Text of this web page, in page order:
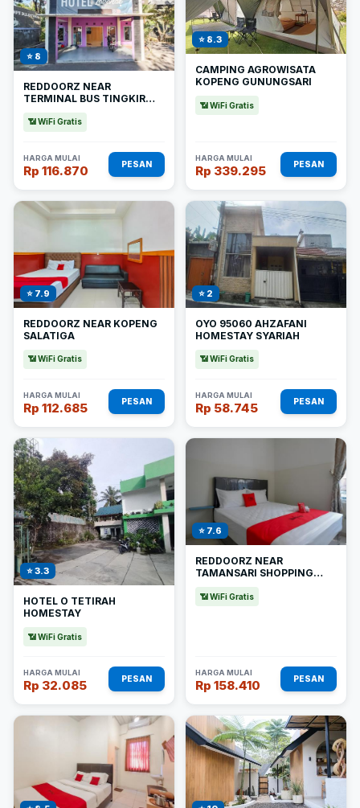
⭐ 8
REDDOORZ NEAR
TERMINAL BUS TINGKIR
📶 WiFi Gratis
HARGA MULAI
Rp 116.870 PESAN
⭐ 8.3
CAMPING AGROWISATA
KOPENG GUNUNGSARI
📶 WiFi Gratis
HARGA MULAI
Rp 339.295 PESAN
⭐ 7.9
REDDOORZ NEAR KOPENG
SALATIGA
📶 WiFi Gratis
HARGA MULAI
Rp 112.685 PESAN
⭐ 2
OYO 95060 AHZAFANI
HOMESTAY SYARIAH
📶 WiFi Gratis
HARGA MULAI
Rp 58.745 PESAN
⭐ 3.3
HOTEL O TETIRAH
HOMESTAY
📶 WiFi Gratis
HARGA MULAI
Rp 32.085 PESAN
⭐ 7.6
REDDOORZ NEAR
TAMANSARI SHOPPING
📶 WiFi Gratis
HARGA MULAI
Rp 158.410 PESAN